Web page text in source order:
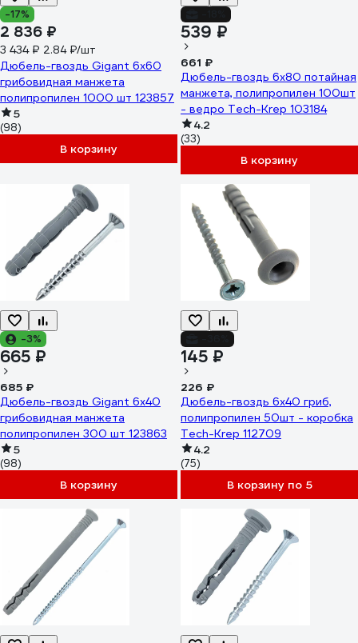
-17%
2 836 ₽
3 434 ₽ 2.84 ₽/шт
Дюбель-гвоздь Gigant 6x60
грибовидная манжета
полипропилен 1000 шт 123857
5
(98)
В корзину
539 ₽
661 ₽
Дюбель-гвоздь 6х80 потайная
манжета, полипропилен 100шт
- ведро Tech-Krep 103184
4.2
(33)
В корзину
-3%
665 ₽
685 ₽
Дюбель-гвоздь Gigant 6x40
грибовидная манжета
полипропилен 300 шт 123863
5
(98)
В корзину
145 ₽
226 ₽
Дюбель-гвоздь 6х40 гриб,
полипропилен 50шт - коробка
Tech-Krep 112709
4.2
(75)
В корзину по 5